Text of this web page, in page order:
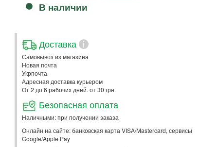
В наличии
Доставка i
Самовывоз из магазина
Новая почта
Укрпочта
Адресная доставка курьером
От 2 до 6 рабочих дней. от 30 грн.
Безопасная оплата
Наличными: при получении заказа
Онлайн на сайте: банковская карта VISA/Mastercard, сервисы
Google/Apple Pay